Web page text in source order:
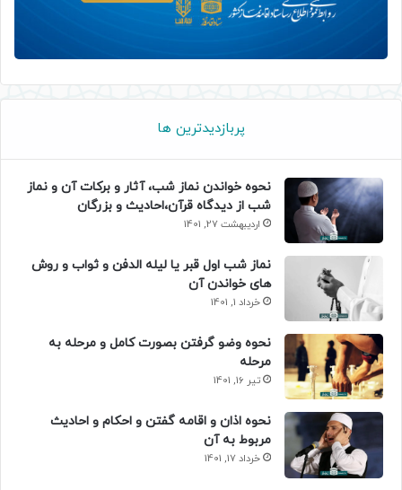
پربازدیدترین ها
نحوه خواندن نماز شب، آثار و برکات آن و نماز
شب از دیدگاه قرآن،احادیث و بزرگان
اردیبهشت 27, 1401
نماز شب اول قبر یا لیله الدفن و ثواب و روش
های خواندن آن
خرداد 1, 1401
نحوه وضو گرفتن بصورت کامل و مرحله به
مرحله
تیر 16, 1401
نحوه اذان و اقامه گفتن و احکام و احادیث
مربوط به آن
خرداد 17, 1401